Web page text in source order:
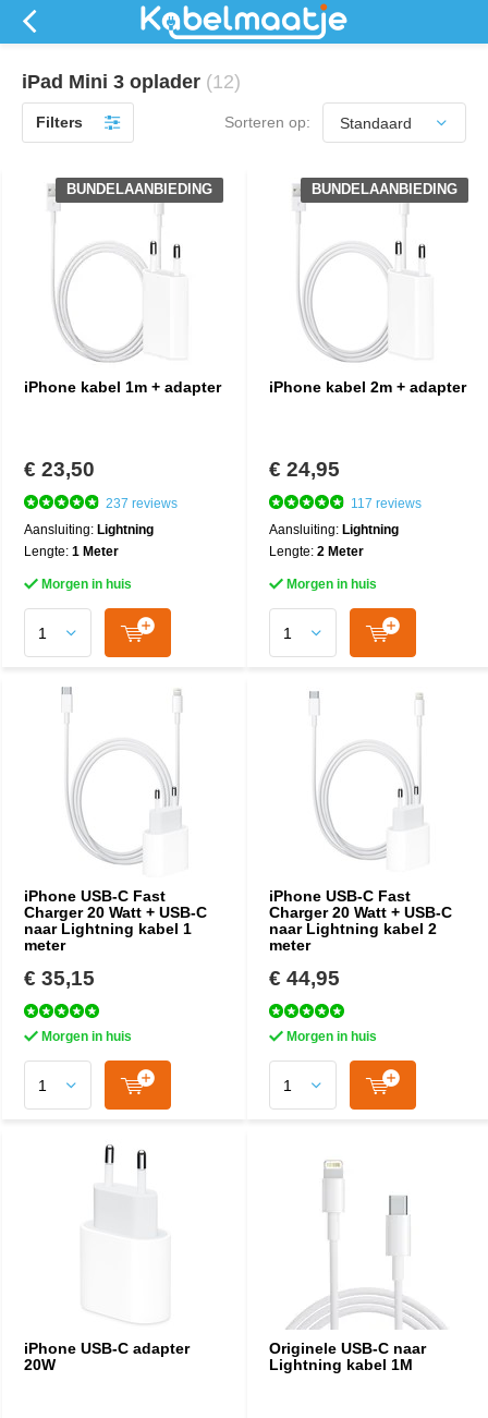
iPad Mini 3 oplader (12)
Filters Sorteren op:
iPhone kabel 1m + adapter
BUNDELAANBIEDING
€ 23,50
237 reviews
Aansluiting: Lightning
Lengte: 1 Meter
Morgen in huis
iPhone kabel 2m + adapter
BUNDELAANBIEDING
€ 24,95
117 reviews
Aansluiting: Lightning
Lengte: 2 Meter
Morgen in huis
iPhone USB-C Fast
Charger 20 Watt + USB-C
naar Lightning kabel 1
meter
€ 35,15
Morgen in huis
iPhone USB-C Fast
Charger 20 Watt + USB-C
naar Lightning kabel 2
meter
€ 44,95
Morgen in huis
iPhone USB-C adapter
20W
Originele USB-C naar
Lightning kabel 1M